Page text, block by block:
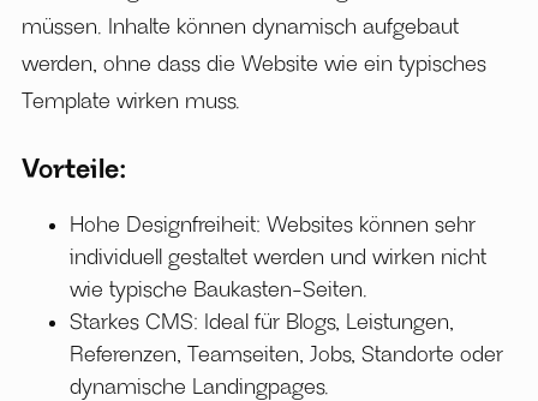
müssen. Inhalte können dynamisch aufgebaut
werden, ohne dass die Website wie ein typisches
Template wirken muss.
Vorteile:
Hohe Designfreiheit: Websites können sehr
individuell gestaltet werden und wirken nicht
wie typische Baukasten-Seiten.
Starkes CMS: Ideal für Blogs, Leistungen,
Referenzen, Teamseiten, Jobs, Standorte oder
dynamische Landingpages.